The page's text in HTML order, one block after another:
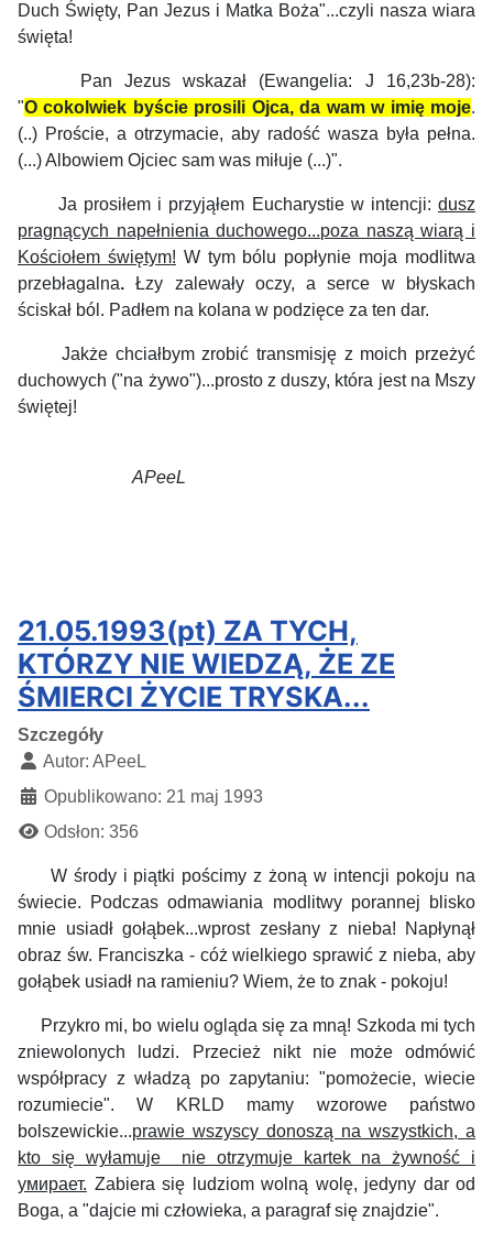
Duch Święty, Pan Jezus i Matka Boża"...czyli nasza wiara
święta!
Pan Jezus wskazał (Ewangelia: J 16,23b-28):
"O cokolwiek byście prosili Ojca, da wam w imię moje.
(..) Proście, a otrzymacie, aby radość wasza była pełna.
(...) Albowiem Ojciec sam was miłuje (...)".
Ja prosiłem i przyjąłem Eucharystie w intencji: dusz
pragnących napełnieniaduchowego...poza naszą wiarą i
Kościołem świętym! W tym bólu popłynie moja modlitwa
przebłagalna. Łzy zalewały oczy, a serce w błyskach
ściskał ból. Padłem na kolana w podzięce za ten dar.
Jakże chciałbym zrobić transmisję z moich przeżyć
duchowych ("na żywo")...prosto z duszy, która jest na Mszy
świętej!
APeeL
21.05.1993(pt) ZA TYCH,
KTÓRZY NIE WIEDZĄ, ŻE ZE
ŚMIERCI ŻYCIE TRYSKA...
Szczegóły
Autor: APeeL
Opublikowano: 21 maj 1993
Odsłon: 356
W środy i piątki pościmy z żoną w intencji pokoju na
świecie. Podczas odmawiania modlitwy porannej blisko
mnie usiadł gołąbek...wprost zesłany z nieba! Napłynął
obraz św. Franciszka - cóż wielkiego sprawić z nieba, aby
gołąbek usiadł na ramieniu? Wiem, że to znak - pokoju!
Przykro mi, bo wielu ogląda się za mną! Szkoda mi tych
zniewolonych ludzi. Przecież nikt nie może odmówić
współpracy z władzą po zapytaniu: "pomożecie, wiecie
rozumiecie". W KRLD mamy wzorowe państwo
bolszewickie...prawie wszyscy donoszą na wszystkich, a
kto się wyłamuje nie otrzymuje kartek na żywność i
умирает. Zabiera się ludziom wolną wolę, jedyny dar od
Boga, a "dajcie mi człowieka, a paragraf się znajdzie".